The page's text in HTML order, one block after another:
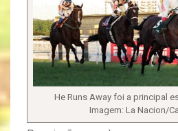
He Runs Away foi a principal
Imagem: La Nacion/